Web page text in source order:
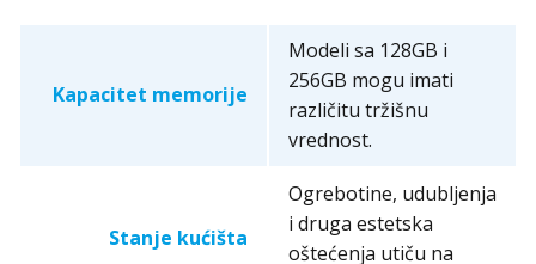
Kapacitet memorije
Modeli sa 128GB i
256GB mogu imati
različitu tržišnu
vrednost.
Stanje kućišta
Ogrebotine, udubljenja
i druga estetska
oštećenja utiču na